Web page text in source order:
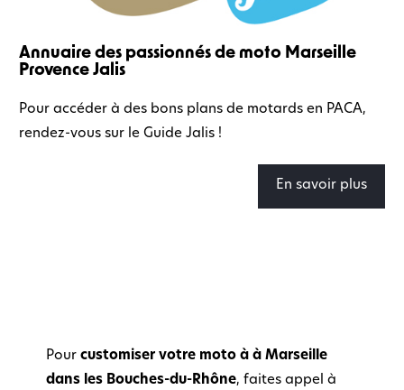
Annuaire des passionnés de moto Marseille
Provence Jalis
Pour accéder à des bons plans de motards en PACA,
rendez-vous sur le Guide Jalis !
En savoir plus
Pourcustomiser votre moto à à Marseille
dans les Bouches-du-Rhône, faites appel à